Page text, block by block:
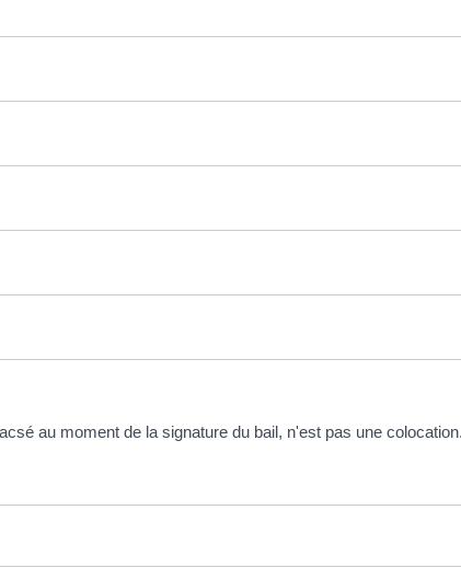
au moment de la signature du bail, n'est pas une colocation.